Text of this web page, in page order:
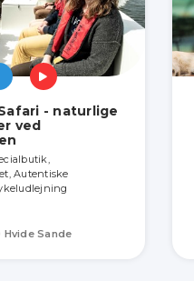
- naturlige
ved
Autentiske
Sande